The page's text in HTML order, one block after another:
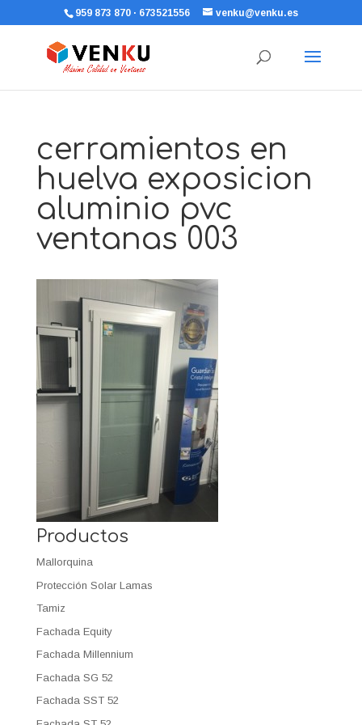
959 873 870 · 673521556 venku@venku.es
cerramientos en
huelva exposicion
aluminio pvc
ventanas 003
Productos
Mallorquina
Protección Solar Lamas
Tamiz
Fachada Equity
Fachada Millennium
Fachada SG 52
Fachada SST 52